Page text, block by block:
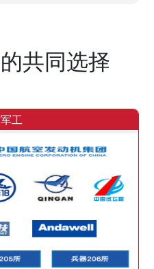
共同选择
工